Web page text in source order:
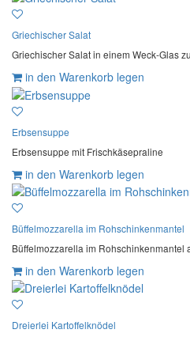
Griechischer Salat
Griechischer Salat in einem Weck-Glas
in den Warenkorb legen
Erbsensuppe
Erbsensuppe mit Frischkäsepraline
in den Warenkorb legen
Büffelmozzarella im Rohschinkenmantel
Büffelmozzarella im Rohschinkenmantel
in den Warenkorb legen
Dreierlei Kartoffelknödel